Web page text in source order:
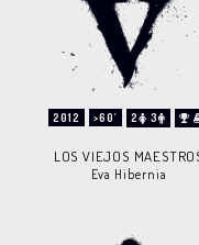
2012 >60' 2 3
LOS VIEJOS
Eva Hibernia